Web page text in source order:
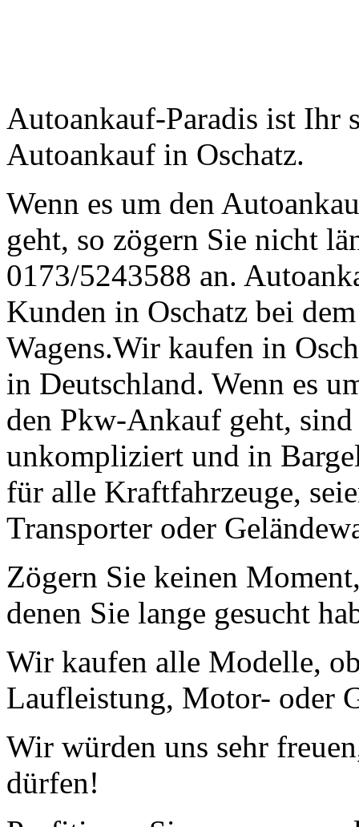
Autoankauf-Paradis ist Ihr
Autoankauf in Oschatz.
Wenn es um den
geht, so zögern Sie nicht
0173/5243588 an.
Kunden in Oschatz bei
Wagens.Wir kaufen in
in Deutschland. Wenn es
den Pkw-Ankauf geht,
unkompliziert und in
für alle Kraftfahrzeuge,
Transporter oder
Zögern Sie keinen
denen Sie lange gesucht
Wir kaufen alle Modelle,
Laufleistung, Motor- oder
Wir würden uns sehr
dürfen!